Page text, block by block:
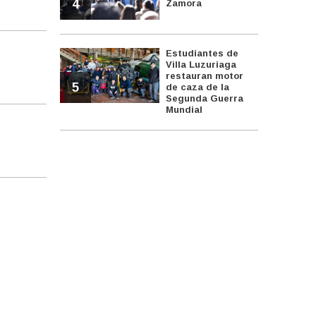
4
Zamora
5
Estudiantes de
Villa Luzuriaga
restauran motor
de caza de la
Segunda Guerra
Mundial